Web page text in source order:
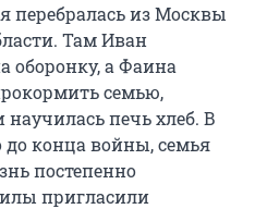
перебралась из Москвы
Там Иван
оборонку, а Фаина
семью,
научилась печь хлеб. В
до конца войны, семья
постепенно
пригласили